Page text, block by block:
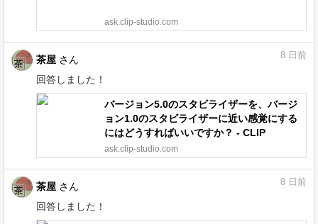
ask.clip-studio.com
茶屋 さん
回答しました！
8 日前
バージョン5.0のスタビライザーを、バージ
ョン1.0のスタビライザーに近い感覚にする
にはどうすればいいですか？ - CLIP
STUDIO ASK
ask.clip-studio.com
茶屋 さん
回答しました！
8 日前